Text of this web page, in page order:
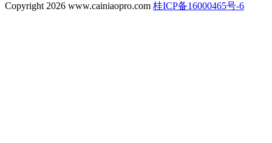
Copyright 2026 www.cainiaopro.com 桂ICP备16000465号-6